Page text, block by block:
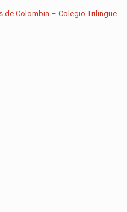
de Colombia – Colegio Trilingüe